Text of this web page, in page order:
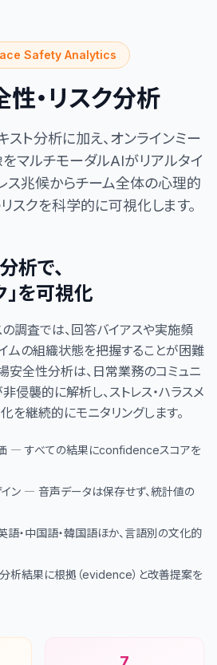
Safety Analytics
・リスク分析
スト分析に加え、オンラインミー
マルチモーダルAIがリアルタイ
ス兆候からチーム全体の心理的
スクを科学的に可視化します。
析で、
」を可視化
調査では、回答バイアスや実施頻
ムの組織状態を把握することが困難
安全性分析は、日常業務のコミュニ
侵襲的に解析し、ストレス・ハラスメ
を継続的にモニタリングします。
― すべての結果にconfidenceスコアを
イン ― 音声データは保存せず、統計値の
・中国語・韓国語ほか、言語別の文化的
析結果に根拠（evidence）と改善提案を